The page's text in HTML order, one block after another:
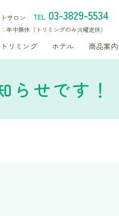
サロン TEL 03-3829-5534
年中無休（トリミングのみ火曜定休）
トリミング ホテル 商品案内
らせです！